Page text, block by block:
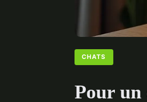
CHATS
Pour un